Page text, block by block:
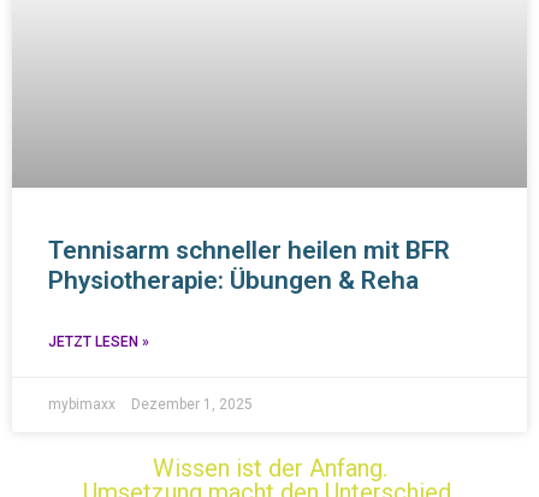
Tennisarm schneller heilen mit BFR
Physiotherapie: Übungen & Reha
JETZT LESEN »
mybimaxx Dezember 1, 2025
Wissen ist der Anfang.